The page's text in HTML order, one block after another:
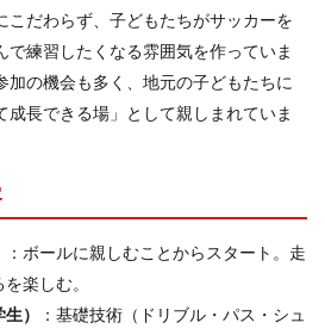
こだわらず、子どもたちがサッカーを
で練習したくなる雰囲気を作っていま
加の機会も多く、地元の子どもたちに
成長できる場」として親しまれていま
：ボールに親しむことからスタート。走
楽しむ。
）
：基礎技術（ドリブル・パス・シュ